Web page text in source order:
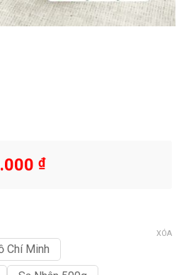
₫
Chí Minh
XÓA